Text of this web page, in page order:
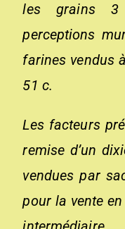
les grains
perceptions
farines vendus
51 c.
Les facteurs
remise d’un
vendues par
pour la vente